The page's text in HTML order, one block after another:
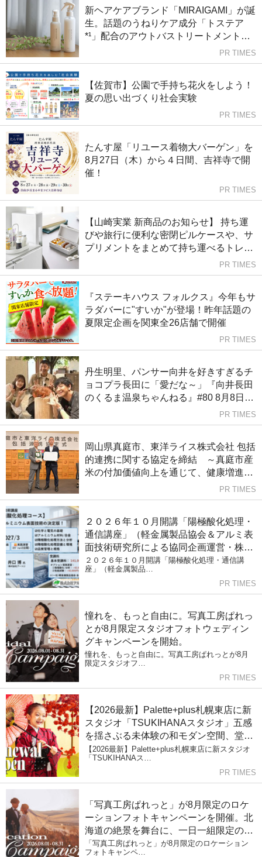
新ヘアケアブランド「MIRAIGAMI」が誕
生。話題のうねりケア成分「トステア
*¹」配合のアウトバストリートメントを
PR TIMES
【佐賀市】公園で手持ち花火をしよう！
夏の思い出づくり社会実験
PR TIMES
たんす屋「リユース着物大バーゲン」を
8月27日（木）から４日間、吉祥寺で開
催！
PR TIMES
【山崎実業 新商品のお知らせ】 持ち運
びや旅行に便利な密閉ピルケースや、サ
プリメントをまとめて持ち運べるトレー
など、新商品が発売になりました。PR TIMES
『ステーキハウス フォルクス』今年もサ
ラダバーに"すいか"が登場！昨年話題の
夏限定企画を関東全26店舗で開催
PR TIMES
丹生明里、パンサー向井を好きすぎるチ
ョコプラ長田に「愛だな～」『向井長田
のくるま温泉ちゃんねる』#80 8月8日
（土）21:00～ 丹生明里ゲスト回スター
ト！
PR TIMES
岡山県真庭市、東洋ライス株式会社 包括
的連携に関する協定を締結 ～真庭市産
米の付加価値向上を通じて、健康増進・
PR TIMES
２０２６年１０月開講「陽極酸化処理・
通信講座」（軽金属製品協会＆アルミ表
面技術研究所による協同企画運営・株式
会社Andtech協賛）募集中!（9/15〆切）
２０２６年１０月開講「陽極酸化処理・通信講
座」（軽金属製品…
PR TIMES
憧れを、もっと自由に。写真工房ぱれっ
とが8月限定スタジオフォトウェディン
グキャンペーンを開始。
憧れを、もっと自由に。写真工房ぱれっとが8月
限定スタジオフ…
PR TIMES
【2026最新】Palette+plus札幌東店に新
スタジオ「TSUKIHANAスタジオ」五感
を揺さぶる未体験の和モダン空間、堂々
リニューアルオープン。
【2026最新】Palette+plus札幌東店に新スタジオ
「TSUKIHANAス…
PR TIMES
「写真工房ぱれっと」が8月限定のロケ
ーションフォトキャンペーンを開催。北
海道の絶景を舞台に、一日一組限定のプ
レミアムフォトウェディングを。
「写真工房ぱれっと」が8月限定のロケーション
フォトキャンペ…